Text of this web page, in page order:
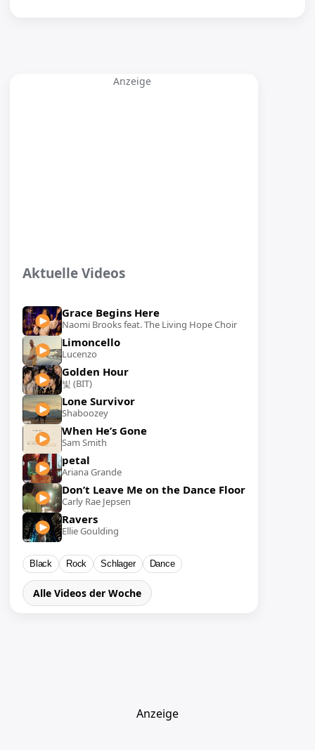
Anzeige
Aktuelle Videos
Grace Begins Here
Naomi Brooks feat. The Living Hope Choir
Limoncello
Lucenzo
Golden Hour
빛 (BIT)
Lone Survivor
Shaboozey
When He’s Gone
Sam Smith
petal
Ariana Grande
Don’t Leave Me on the Dance Floor
Carly Rae Jepsen
Ravers
Ellie Goulding
Black Rock Schlager Dance
Alle Videos der Woche
Anzeige